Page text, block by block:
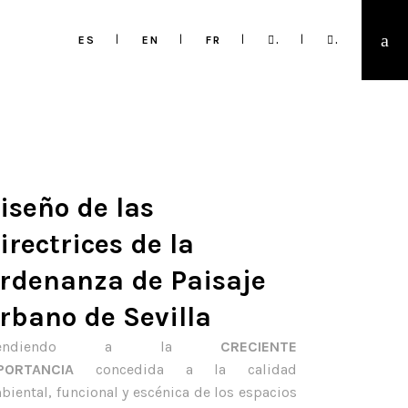
ES EN FR . .
de las
de la
de Paisaje
de Sevilla
a la CRECIENTE
concedida a la calidad
funcional y escénica de los espacios